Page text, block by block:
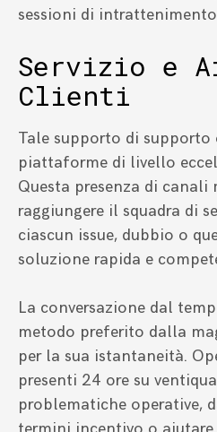
sessioni di
Servizio e
Clienti
Tale supporto di
piattaforme di livello
Questa presenza di
raggiungere il squadra di
ciascun issue, dubbio o
soluzione rapida e
La conversazione dal
metodo preferito dalla
per la sua istantaneità.
presenti 24 ore su
problematiche operative,